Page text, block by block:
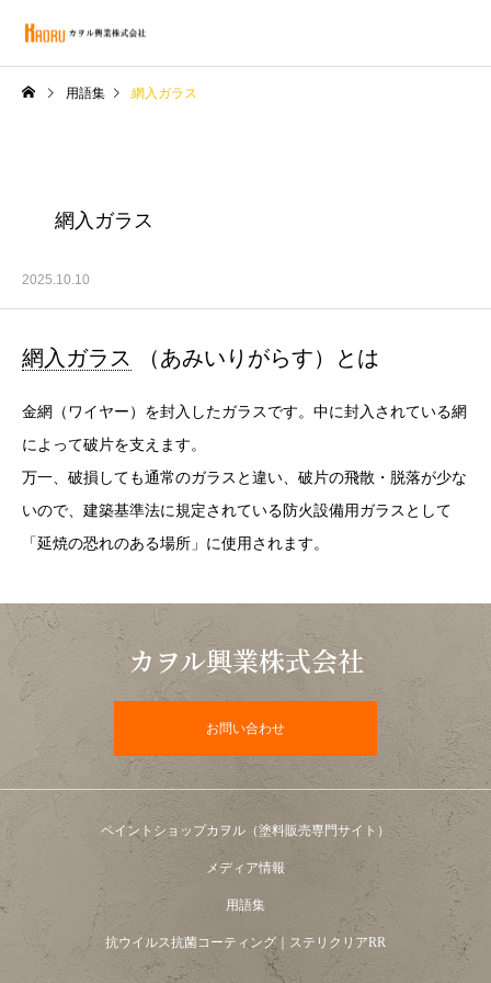
用語集 網入ガラス
網入ガラス
2025.10.10
網入ガラス （あみいりがらす）とは
金網（ワイヤー）を封入したガラスです。中に封入されている網
によって破片を支えます。
万一、破損しても通常のガラスと違い、破片の飛散・脱落が少な
いので、建築基準法に規定されている防火設備用ガラスとして
「延焼の恐れのある場所」に使用されます。
カヲル興業株式会社
お問い合わせ
ペイントショップカヲル（塗料販売専門サイト）
メディア情報
用語集
抗ウイルス抗菌コーティング｜ステリクリアRR